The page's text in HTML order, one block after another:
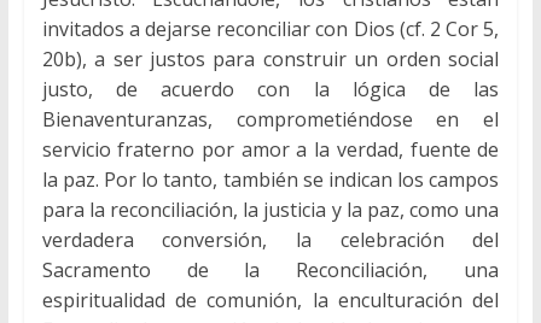
invitados a dejarse reconciliar con Dios (cf. 2 Cor 5,
20b), a ser justos para construir un orden social
justo, de acuerdo con la lógica de las
Bienaventuranzas, comprometiéndose en el
servicio fraterno por amor a la verdad, fuente de
la paz. Por lo tanto, también se indican los campos
para la reconciliación, la justicia y la paz, como una
verdadera conversión, la celebración del
Sacramento de la Reconciliación, una
espiritualidad de comunión, la enculturación del